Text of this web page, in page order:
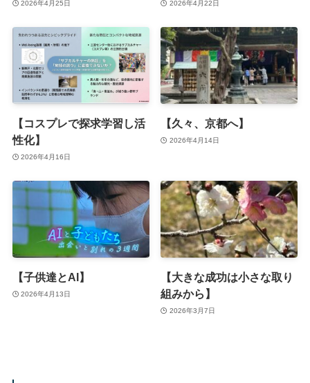
2026年4月25日 2026年4月22日
【コスプレで探求学習し活
性化】
2026年4月16日
【久々、京都へ】
2026年4月14日
【子供達とAI】
2026年4月13日
【大きな成功は小さな取り
組みから】
2026年3月7日